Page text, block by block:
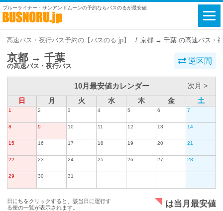
ブルーライナー・サンアンドムーンの予約ならバスのるが最安値
高速バス・夜行バス予約の【バスのる.jp】 京都 → 千葉 の高速バス・
京都 → 千葉
の高速バス・夜行バス
逆区間
10月最安値カレンダー
次月 >
日
月 火 水 木 金 土
1 2 3 4 5 6 7
8 9 10 11 12 13 14
15 16 17 18 19 20 21
22 23 24 25 26 27 28
29 30 31
日にちをクリックすると、該当日に運行す
る便の一覧が表示されます。
は当月最安値